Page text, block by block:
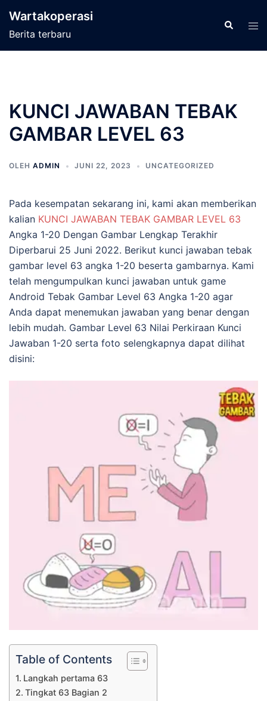
Wartakoperasi
Berita terbaru
Cari
KUNCI JAWABAN TEBAK
GAMBAR LEVEL 63
OLEH ADMIN JUNI 22, 2023 UNCATEGORIZED
Pada kesempatan sekarang ini, kami akan memberikan
kalian KUNCI JAWABAN TEBAK GAMBAR LEVEL 63
Angka 1-20 Dengan Gambar Lengkap Terakhir
Diperbarui 25 Juni 2022. Berikut kunci jawaban tebak
gambar level 63 angka 1-20 beserta gambarnya. Kami
telah mengumpulkan kunci jawaban untuk game
Android Tebak Gambar Level 63 Angka 1-20 agar
Anda dapat menemukan jawaban yang benar dengan
lebih mudah. Gambar Level 63 Nilai Perkiraan Kunci
Jawaban 1-20 serta foto selengkapnya dapat dilihat
disini:
Table of Contents
Langkah pertama 63
Tingkat 63 Bagian 2